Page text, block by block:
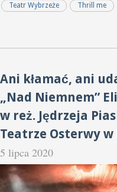
Teatr Wybrzeże
Thrill me
Ani kłamać, ani
„Nad Niemnem”
w reż. Jędrzeja
Teatrze Osterwy
5 lipca 2020